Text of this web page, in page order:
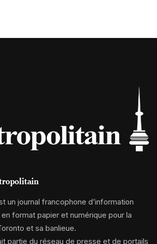
un journal francophone d’information
format papier et numérique pour la
et sa banlieue.
partie du réseau de presse et de portails